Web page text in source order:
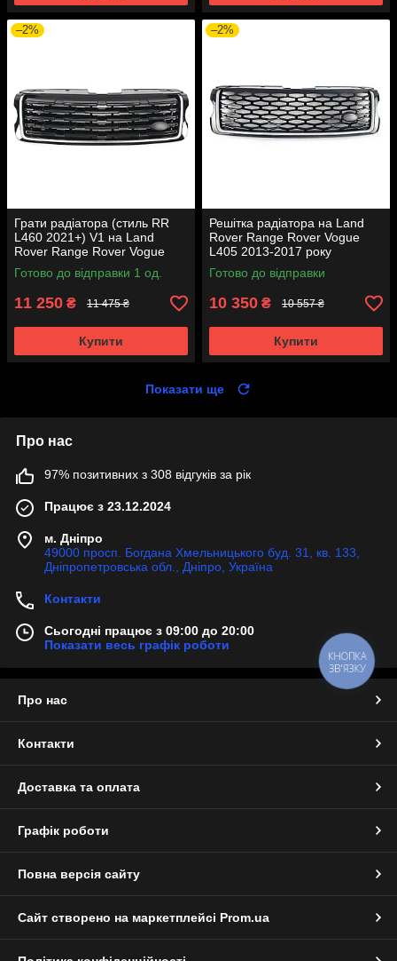
–2%
Грати радіатора (стиль RR
L460 2021+) V1 на Land
Rover Range Rover Vogue
L405 2013-2017 року
Готово до відправки 1 од.
11 250 ₴ 11 475 ₴
Купити
–2%
Решітка радіатора на Land
Rover Range Rover Vogue
L405 2013-2017 року
Готово до відправки
10 350 ₴ 10 557 ₴
Купити
Показати ще
Про нас
97% позитивних з 308 відгуків за рік
Працює з 23.12.2024
м. Дніпро
49000 просп. Богдана Хмельницького буд. 31, кв. 133,
Дніпропетровська обл., Дніпро, Україна
Контакти
Сьогодні працює з 09:00 до 20:00
Показати весь графік роботи
Про нас
Контакти
Доставка та оплата
Графік роботи
Повна версія сайту
Сайт створено на маркетплейсі Prom.ua
КНОПКА
ЗВ'ЯЗКУ